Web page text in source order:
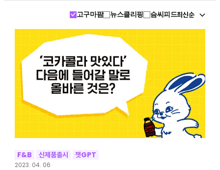
고구마팜 뉴스클리핑 슴씨피드최신순
F&B 신제품출시 챗GPT
2023. 04. 06